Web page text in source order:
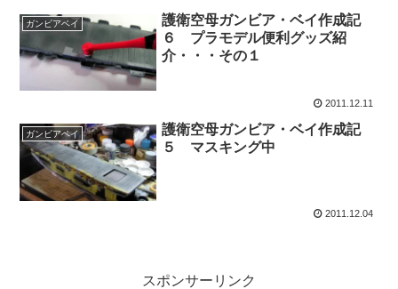
ガンビアベイ
護衛空母ガンビア・ベイ作成記
６ プラモデル便利グッズ紹
介・・・その１
2011.12.11
ガンビアベイ
護衛空母ガンビア・ベイ作成記
５ マスキング中
2011.12.04
スポンサーリンク